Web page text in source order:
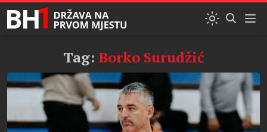
Tag: Borko Surudžić